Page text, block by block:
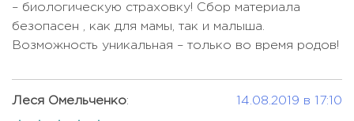
– биологическую страховку! Сбор материала
безопасен , как для мамы, так и малыша.
Возможность уникальная – только во время родов!
Леся Омельченко: 14.08.2019 в 17:10